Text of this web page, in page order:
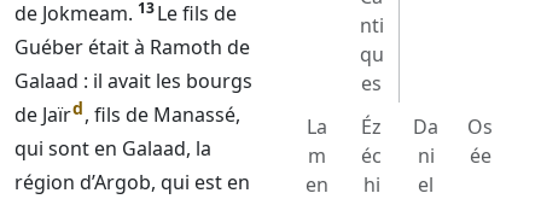
de Jokmeam. 13Le fils de
Guéber était à Ramoth de
Galaad : il avait les bourgs
de Jaïrd, fils de Manassé,
qui sont en Galaad, la
région d’Argob, qui est en
nti
qu
es
La
m
en
Éz
éc
hi
Da
ni
el
Os
ée